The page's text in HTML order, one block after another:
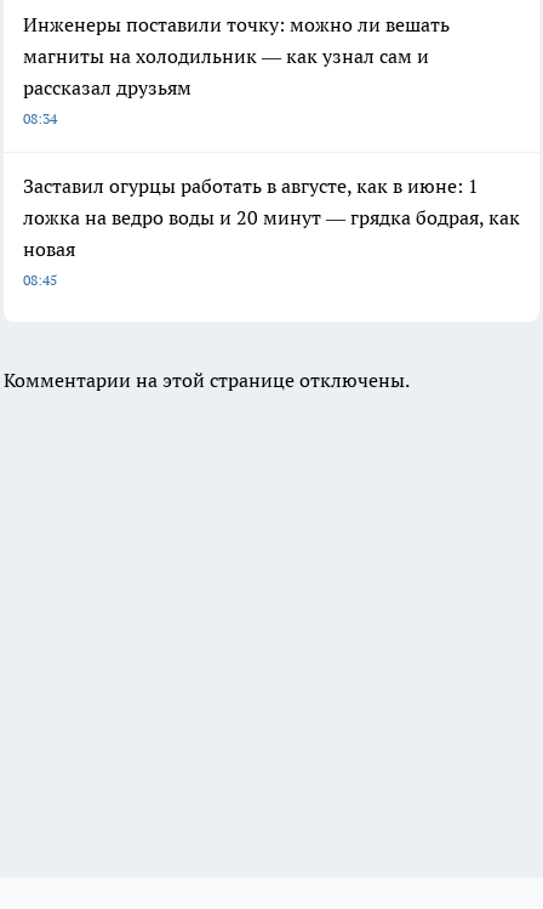
Инженеры поставили точку: можно ли вешать
магниты на холодильник — как узнал сам и
рассказал друзьям
08:34
Заставил огурцы работать в августе, как в июне: 1
ложка на ведро воды и 20 минут — грядка бодрая, как
новая
08:45
Комментарии на этой странице отключены.